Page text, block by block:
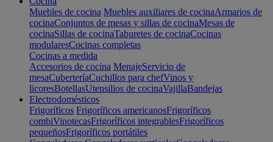
Muebles de cocina Muebles auxiliares de cocinaArmarios de
cocinaConjuntos de mesas y sillas de cocinaMesas de
cocinaSillas de cocinaTaburetes de cocinaCocinas
modularesCocinas completas
Cocinas a medida
Accesorios de cocina MenajeServicio de
mesaCuberteríaCuchillos para chefVinos y
licoresBotellasUtensilios de cocinaVajillaBandejas
Electrodomésticos
Frigoríficos Frigoríficos americanosFrigoríficos
combiVinotecasFrigoríficos integrablesFrigoríficos
pequeñosFrigoríficos portátiles